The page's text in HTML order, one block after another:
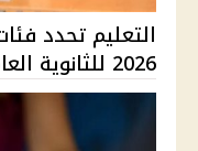
التعليم تحدد
2026 للثانوية العامة بالد...